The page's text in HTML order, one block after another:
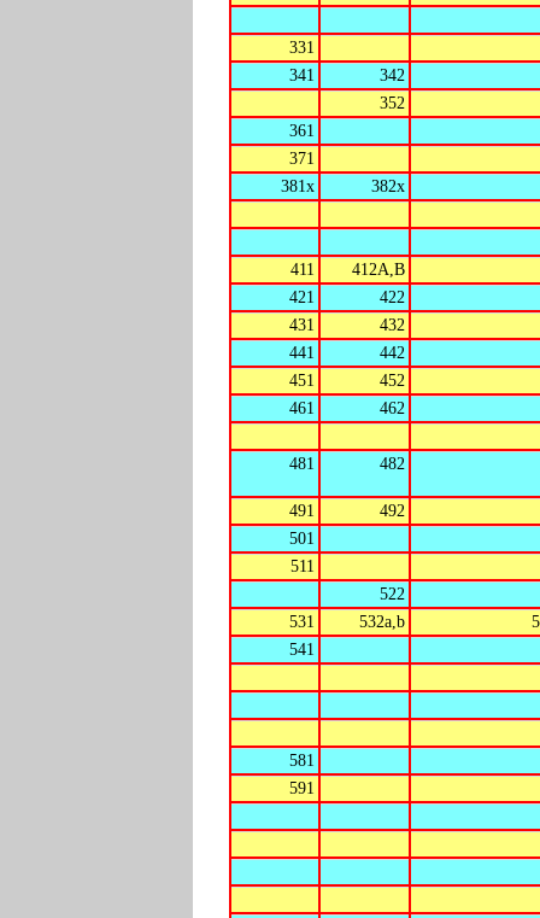
331
341
342
352
361
371
381x
382x
411
412A,B
421
422
431
432
441
442
451
452
461
462
481 482
491
492
501
511
522
531
532a,b
541
581
591